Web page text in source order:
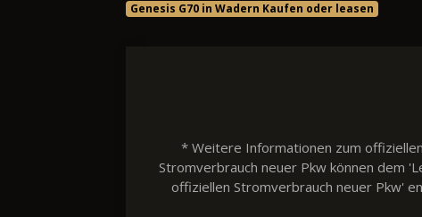
Genesis G70 in Wadern Kaufen oder leasen
* Weitere Informationen zum
Stromverbrauch neuer Pkw können dem
offiziellen Stromverbrauch neuer Pkw'